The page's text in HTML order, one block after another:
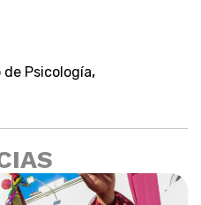
Psicología,